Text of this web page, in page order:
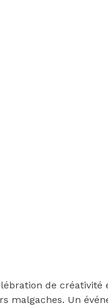
de
malgaches. Un